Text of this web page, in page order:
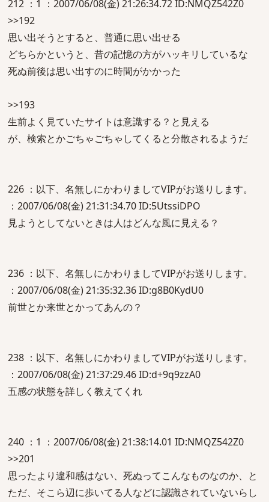
212 ：1 ：2007/06/08(金) 21:26:34.72 ID:NMQZ542Z0
>>192
思い出そうとすると、普通に思い出せる
どちらかというと、昔の記憶の方がハッキリしているな
死ぬ前後は思い出すのに時間がかかった
>>193
生前よく見ていたサイトは意識する？と見える
が、検索とかごちゃごちゃしてくると分散されるようだ
226 ：以下、名無しにかわりましてVIPがお送りします。
：2007/06/08(金) 21:31:34.70 ID:5UtssiDPO
見ようとしてないときは人はどんな風に見える？
236 ：以下、名無しにかわりましてVIPがお送りします。
：2007/06/08(金) 21:35:32.36 ID:g8B0KydU0
前世とか来世とかってあんの？
238 ：以下、名無しにかわりましてVIPがお送りします。
：2007/06/08(金) 21:37:29.46 ID:d+9q9zzA0
五感の状態を詳しく教えてくれ
240 ：1 ：2007/06/08(金) 21:38:14.01 ID:NMQZ542Z0
>>201
思ったより違和感はない、死ぬってこんなものなのか、と
ただ、そこら辺に歩いてる人などに認識されていないらし